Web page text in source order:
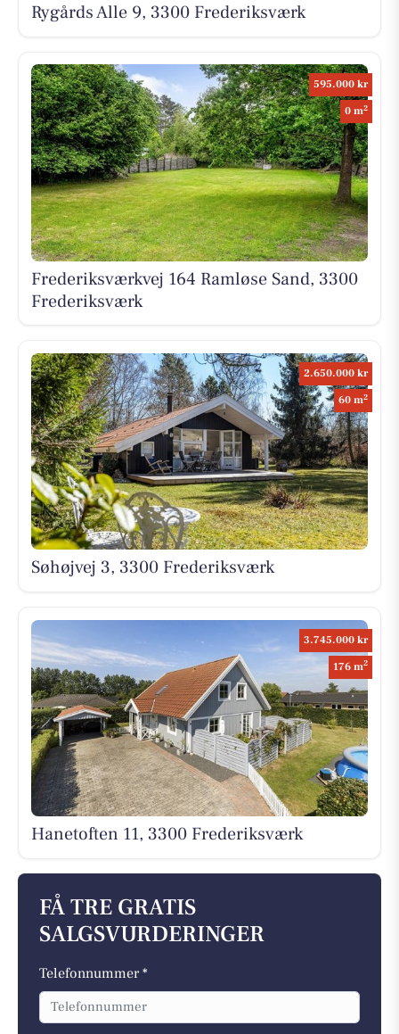
Rygårds Alle 9, 3300 Frederiksværk
595.000 kr
0 m2
Frederiksværkvej 164 Ramløse Sand, 3300
Frederiksværk
2.650.000 kr
60 m2
Søhøjvej 3, 3300 Frederiksværk
3.745.000 kr
176 m2
Hanetoften 11, 3300 Frederiksværk
FÅ TRE GRATIS
SALGSVURDERINGER
Telefonnummer *